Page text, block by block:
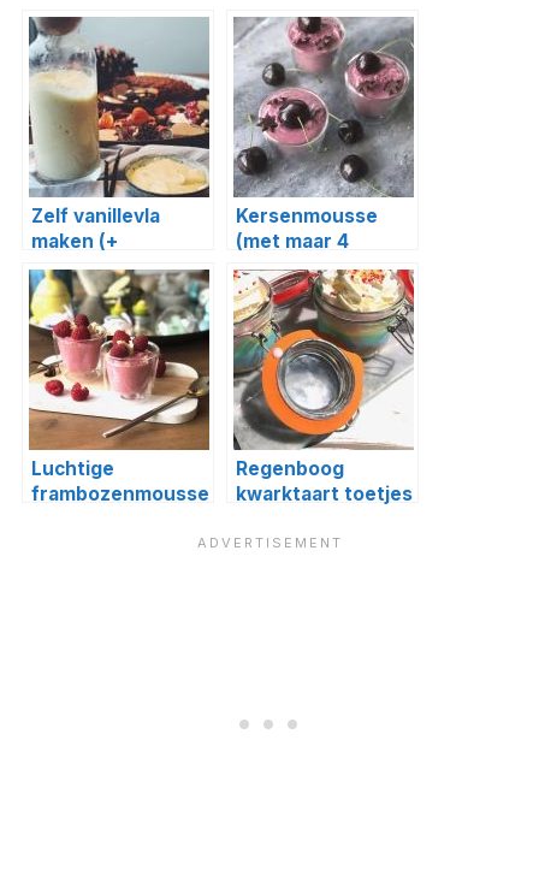
Zelf vanillevla
maken (+
variatietips!)
Kersenmousse
(met maar 4
ingrediënten!)
Luchtige
frambozenmousse
Regenboog
kwarktaart toetjes